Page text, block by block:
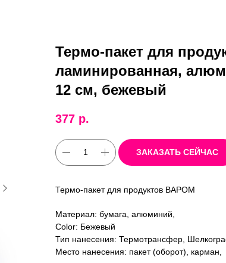
Термо-пакет для
ламинированная,
12 см, бежевый
377 р.
ЗАКАЗАТЬ СЕЙЧАС
Термо-пакет для продуктов BAPOM
Материал: бумага, алюминий,
Color: Бежевый
Тип нанесения: Термотрансфер,
Место нанесения: пакет (оборот), карман,